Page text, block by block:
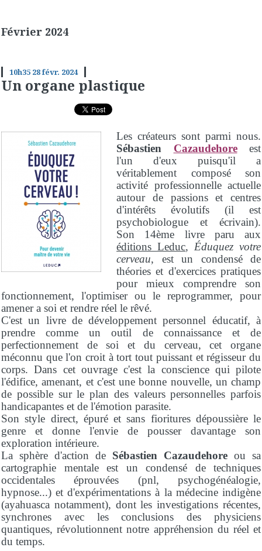
Février 2024
10h35 28févr. 2024
Un organe plastique
Les créateurs sont parmi nous.
Sébastien Cazaudehoreest
l'un d'eux puisqu'il a
véritablement composé son
activité professionnelle actuelle
autour de passions et centres
d'intérêts évolutifs (il est
psychobiologue et écrivain).
Son 14ème livre paru aux
éditions Leduc, Éduquez votre
cerveau, est un condensé de
théories et d'exercices pratiques
pour mieux comprendre son
fonctionnement, l'optimiser ou le reprogrammer, pour
amener a soi et rendre réel le rêvé.
C'est un livre de développement personnel éducatif, à
prendre comme un outil de connaissance et de
perfectionnement de soi et du cerveau, cet organe
méconnu que l'on croit à tort tout puissant et régisseur du
corps. Dans cet ouvrage c'est la conscience qui pilote
l'édifice, amenant, et c'est une bonne nouvelle, un champ
de possible sur le plan des valeurs personnelles parfois
handicapantes et de l'émotion parasite.
Son style direct, épuré et sans fioritures dépoussière le
genre et donne l'envie de pousser davantage son
exploration intérieure.
La sphère d'action de Sébastien Cazaudehore ou sa
cartographie mentale est un condensé de techniques
occidentales éprouvées (pnl, psychogénéalogie,
hypnose...) et d'expérimentations à la médecine indigène
(ayahuasca notamment), dont les investigations récentes,
synchrones avec les conclusions des physiciens
quantiques, révolutionnent notre appréhension du réel et
du temps.